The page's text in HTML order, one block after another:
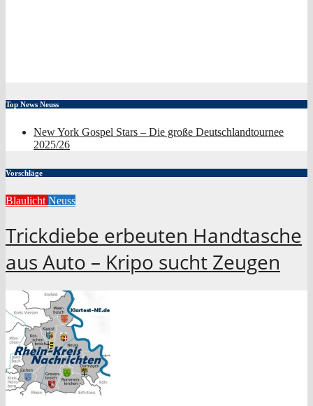
Top News Neuss
New York Gospel Stars – Die große Deutschlandtournee
2025/26
Vorschläge
Blaulicht Neuss
Trickdiebe erbeuten Handtasche
aus Auto – Kripo sucht Zeugen